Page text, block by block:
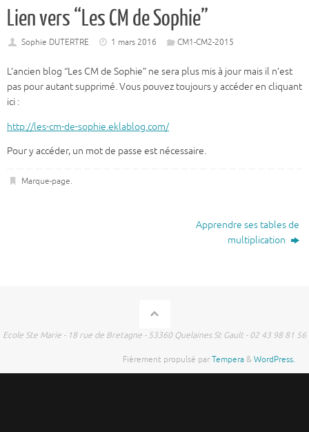
Lien vers “Les CM de Sophie”
Sophie DUTERTRE 1 mars 2016 CM1-CM2-2015
L’ancien blog “Les CM de Sophie” ne sera plus mis à jour mais il n’est
pas pour autant supprimé. Vous pouvez toujours y accéder en cliquant
ici :
http://les-cm-de-sophie.eklablog.com/
Pour y accéder, un mot de passe est nécessaire.
Marque-page.
Apprendre ses tables de
multiplication
Ecole Ste Marie - 18 rue de Bretagne - 53360 Quelaines St Gault - 02 43 98 81 56
Fièrement propulsé parTempera&WordPress.